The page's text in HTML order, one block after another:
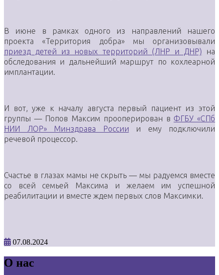
В июне в рамках одного из направлений нашего
проекта «Территория добра» мы организовывали
приезд детей из новых территорий (ЛНР и ДНР) на
обследования и дальнейший маршрут по кохлеарной
имплантации.
И вот, уже к началу августа первый пациент из этой
группы — Попов Максим прооперирован в ФГБУ «СПб
НИИ ЛОР» Минздрава России и ему подключили
речевой процессор.
Счастье в глазах мамы не скрыть — мы радуемся вместе
со всей семьей Максима и желаем им успешной
реабилитации и вместе ждем первых слов Максимки.
07.08.2024
О нас